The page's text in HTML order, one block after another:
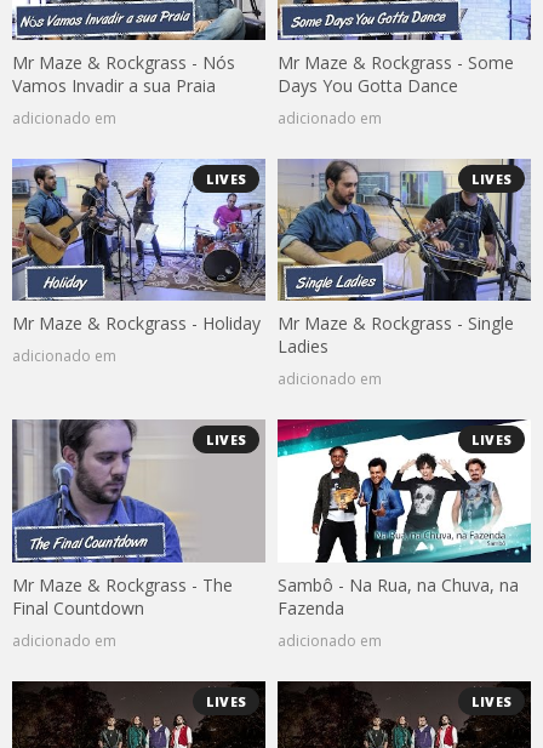
Mr Maze & Rockgrass - Nós
Vamos Invadir a sua Praia
adicionado em
Mr Maze & Rockgrass - Some
Days You Gotta Dance
adicionado em
LIVES
Mr Maze & Rockgrass - Holiday
adicionado em
LIVES
Mr Maze & Rockgrass - Single
Ladies
adicionado em
LIVES
Mr Maze & Rockgrass - The
Final Countdown
adicionado em
LIVES
Sambô - Na Rua, na Chuva, na
Fazenda
adicionado em
LIVES LIVES